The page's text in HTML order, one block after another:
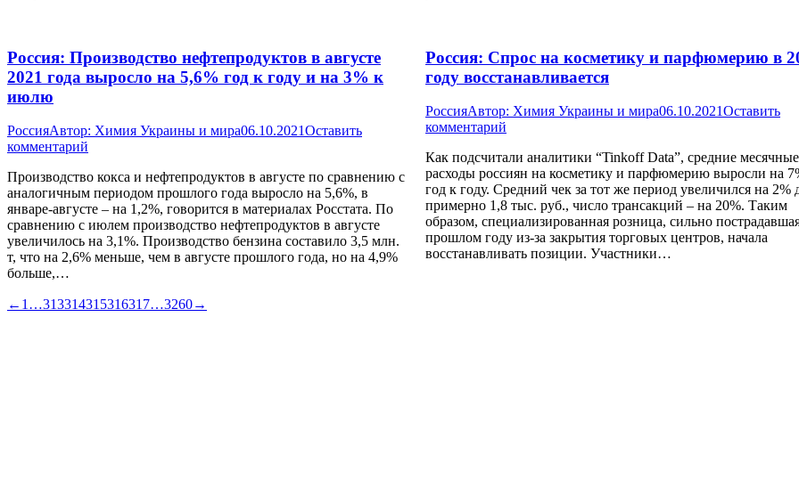
Россия: Производство нефтепродуктов в августе
2021 года выросло на 5,6% год к году и на 3% к
июлю
РоссияАвтор: Химия Украины и мира06.10.2021Оставить
комментарий
Производство кокса и нефтепродуктов в августе по сравнению с
аналогичным периодом прошлого года выросло на 5,6%, в
январе-августе – на 1,2%, говорится в материалах Росстата. По
сравнению с июлем производство нефтепродуктов в августе
увеличилось на 3,1%. Производство бензина составило 3,5 млн.
т, что на 2,6% меньше, чем в августе прошлого года, но на 4,9%
больше,…
Россия: Спрос на косметику и парфюмерию в
году восстанавливается
РоссияАвтор: Химия Украины и мира06.10.2021Оставить
комментарий
Как подсчитали аналитики “Tinkoff Data”, средние месячные
расходы россиян на косметику и парфюмерию выросли на
год к году. Средний чек за тот же период увеличился на 2%
примерно 1,8 тыс. руб., число трансакций – на 20%. Таким
образом, специализированная розница, сильно
прошлом году из-за закрытия торговых центров, начала
восстанавливать позиции. Участники…
← 1 …313314315316317…3260→